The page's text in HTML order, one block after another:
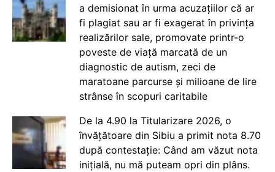
a demisionat în urma acuzațiilor că ar
fi plagiat sau ar fi exagerat în privința
realizărilor sale, promovate printr-o
poveste de viață marcată de un
diagnostic de autism, zeci de
maratoane parcurse și milioane de lire
strânse în scopuri caritabile
De la 4.90 la Titularizare 2026, o
învățătoare din Sibiu a primit nota 8.70
după contestație: Când am văzut nota
inițială, nu mă puteam opri din plâns.